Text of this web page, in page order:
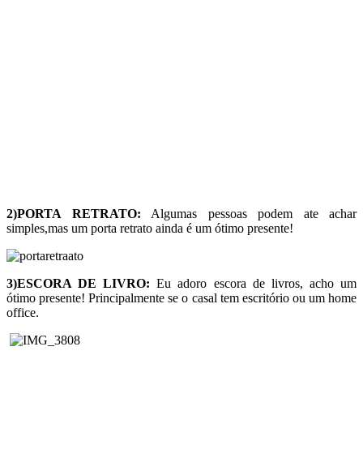
2)PORTA RETRATO: Algumas pessoas podem ate achar
simples,mas um porta retrato ainda é um ótimo presente!
3)ESCORA DE LIVRO: Eu adoro escora de livros, acho um
ótimo presente! Principalmente se o casal tem escritório ou um home
office.